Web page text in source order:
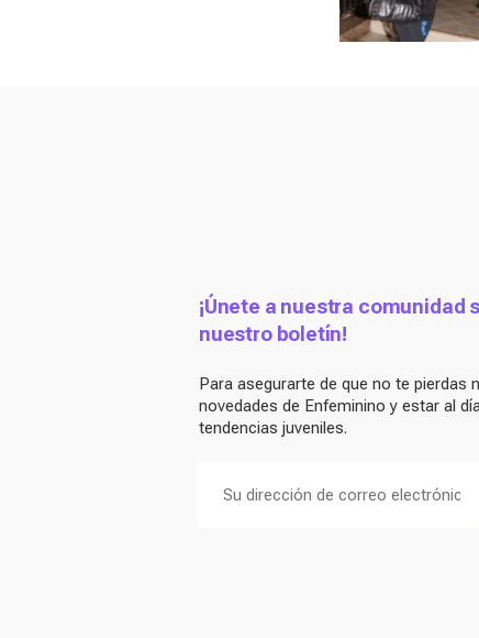
¡Únete a nuestra comunidad
nuestro boletín!
Para asegurarte de que no te pierdas
novedades de Enfeminino y estar al
tendencias juveniles.